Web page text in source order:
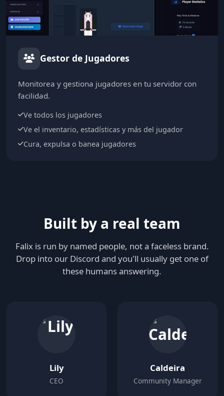
Gestor de Jugadores
Monitorea y gestiona jugadores en tu servidor con
facilidad.
Ve todos los jugadores
Ve el inventario, estadísticas y más del jugador
Cura, expulsa o banea jugadores
Built by a real team
Falix is run by named people, not a faceless brand.
Drop into our Discord and you'll usually get one of
these humans answering.
Lily
CEO
Caldeira
Community Manager